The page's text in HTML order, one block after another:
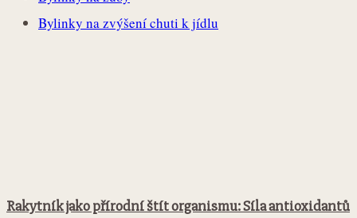
Bylinky na zvýšení chuti k jídlu
Rakytník jako přírodní štít organismu: Síla antioxidantů